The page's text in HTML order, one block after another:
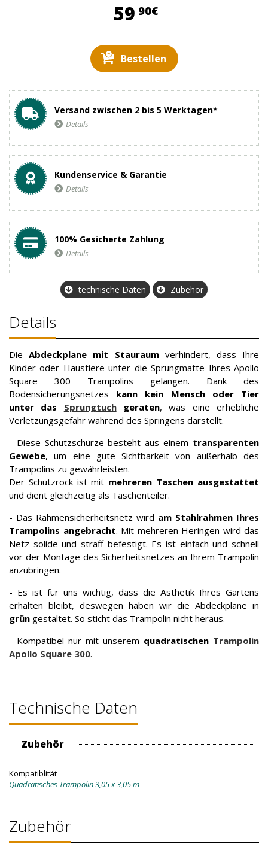
59 90€59,90 €
Bestellen
Versand zwischen 2 bis 5 Werktagen*
Details
Kundenservice & Garantie
Details
100% Gesicherte Zahlung
Details
technische Daten Zubehör
Details
DieAbdeckplane mit Stauraumverhindert, dass Ihre
Kinder oder Haustiere unter die Sprungmatte Ihres Apollo
Square 300 Trampolins gelangen. Dank des
Bodensicherungsnetzes kann kein Mensch oder Tier
unter das Sprungtuchgeraten, was eine erhebliche
Verletzungsgefahr während des Springens darstellt.
- Diese Schutzschürze besteht aus einem transparenten
Gewebe, um eine gute Sichtbarkeit von außerhalb des
Trampolins zu gewährleisten.
Der Schutzrock ist mit mehreren Taschen ausgestattet
und dient gleichzeitig als Taschenteiler.
- Das Rahmensicherheitsnetz wird am Stahlrahmen Ihres
Trampolins angebracht. Mit mehreren Heringen wird das
Netz solide und straff befestigt. Es ist einfach und schnell
vor der Montage des Sicherheitsnetzes an Ihrem Trampolin
anzubringen.
- Es ist für uns wichtig, dass die Ästhetik Ihres Gartens
erhalten bleibt, deswegen haben wir die Abdeckplane in
grün gestaltet. So sticht das Trampolin nicht heraus.
- Kompatibel nur mit unserem quadratischen Trampolin
Apollo Square 300.
Technische Daten
Zubehör
Kompatiblität
Quadratisches Trampolin 3,05 x 3,05 m
Zubehör